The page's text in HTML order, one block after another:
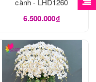
cành - LHD1260
6.500.000₫